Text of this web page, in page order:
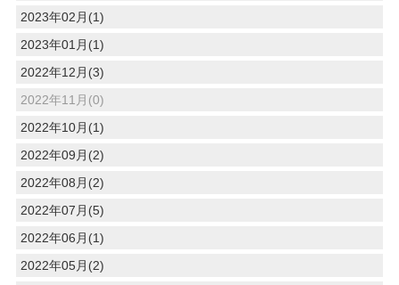
2023年02月(1)
2023年01月(1)
2022年12月(3)
2022年11月(0)
2022年10月(1)
2022年09月(2)
2022年08月(2)
2022年07月(5)
2022年06月(1)
2022年05月(2)